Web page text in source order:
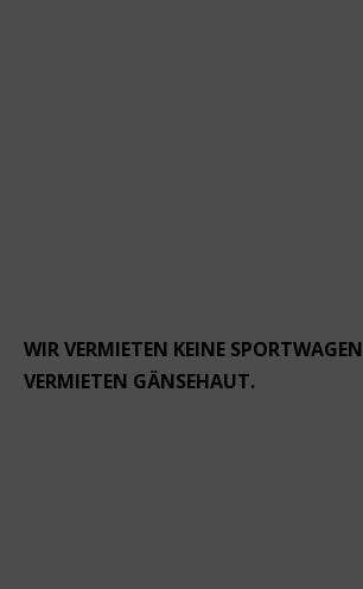
WIR VERMIETEN KEINE
VERMIETEN GÄNSEHAUT.